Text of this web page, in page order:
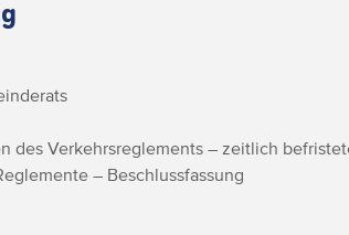
des Verkehrsreglements – zeitlich
– Beschlussfassung